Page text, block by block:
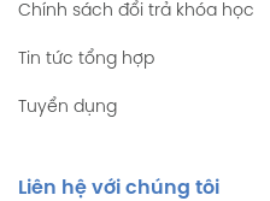
Chính sách đổi trả khóa học
Tin tức tổng hợp
Tuyển dụng
Liên hệ với chúng tôi